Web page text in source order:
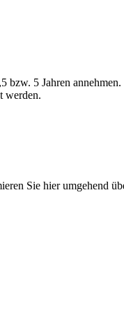
bzw. 5 Jahren annehmen.
werden.
Sie hier umgehend